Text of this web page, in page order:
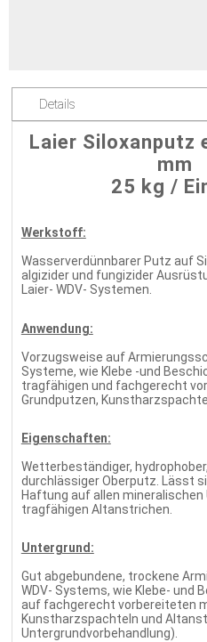
Details
Laier Siloxanputz
mm
25 kg /
Werkstoff:
Wasserverdünnbarer Putz auf
algizider und fungizider
Laier- WDV- Systemen.
Anwendung:
Vorzugsweise auf
Systeme, wie Klebe -und
tragfähigen und fachgerecht
Grundputzen,
Eigenschaften:
Wetterbeständiger,
durchlässiger Oberputz. Lässt
Haftung auf allen mineralischen
tragfähigen Altanstrichen.
Untergrund:
Gut abgebundene, trockene
WDV- Systems, wie Klebe- und
auf fachgerecht vorbereiteten
Kunstharzspachteln und
Untergrundvorbehandlung).